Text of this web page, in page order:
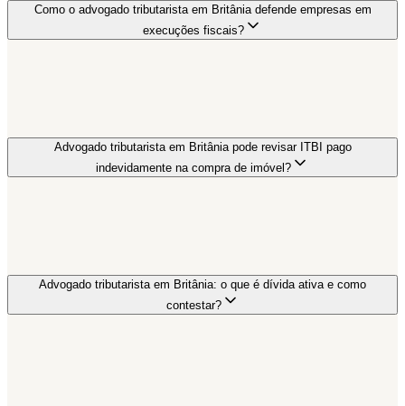
Como o advogado tributarista em Britânia defende empresas em
execuções fiscais?
Advogado tributarista em Britânia pode revisar ITBI pago
indevidamente na compra de imóvel?
Advogado tributarista em Britânia: o que é dívida ativa e como
contestar?